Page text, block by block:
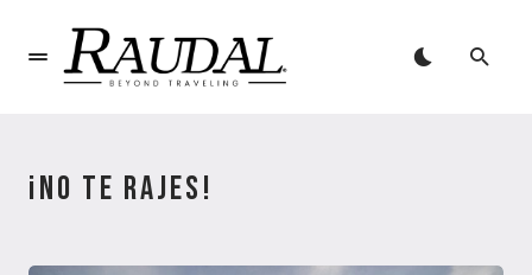
¡NO TE RAJES!